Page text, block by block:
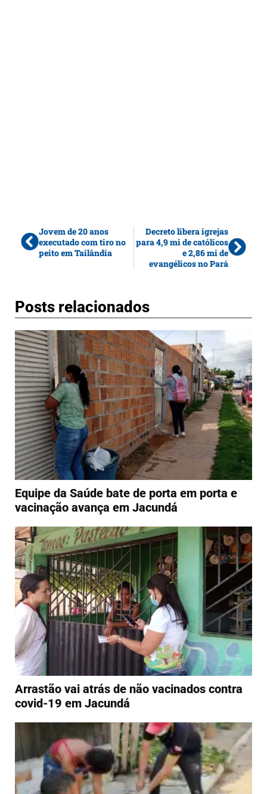
Jovem de 20 anos
executado com tiro no
peito em Tailândia
Decreto libera igrejas
para 4,9 mi de católicos
e 2,86 mi de
evangélicos no Pará
Posts relacionados
Equipe da Saúde bate de porta em porta e
vacinação avança em Jacundá
Arrastão vai atrás de não vacinados contra
covid-19 em Jacundá